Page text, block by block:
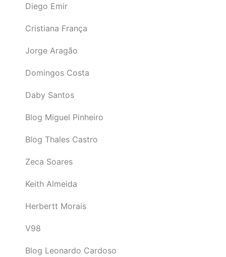
Diego Emir
Cristiana França
Jorge Aragão
Domingos Costa
Daby Santos
Blog Miguel Pinheiro
Blog Thales Castro
Zeca Soares
Keith Almeida
Herbertt Morais
V98
Blog Leonardo Cardoso